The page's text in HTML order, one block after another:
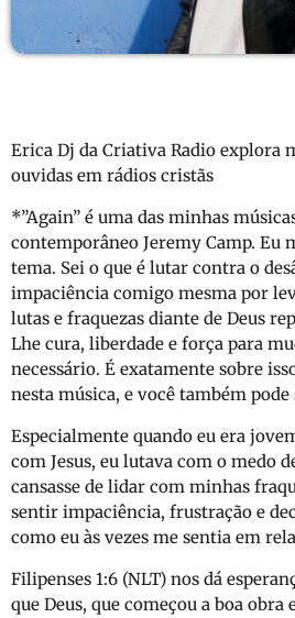
Erica Dj da Criativa Radio explora
ouvidas em rádios cristãs
*”Again” é uma das minhas
contemporâneo Jeremy Camp. Eu
tema. Sei o que é lutar contra o
impaciência comigo mesma por
lutas e fraquezas diante de Deus
Lhe cura, liberdade e força para
necessário. É exatamente sobre
nesta música, e você também
Especialmente quando eu era
com Jesus, eu lutava com o medo
cansasse de lidar com minhas
sentir impaciência, frustração e
como eu às vezes me sentia em
Filipenses 1:6 (NLT) nos dá
que Deus, que começou a boa